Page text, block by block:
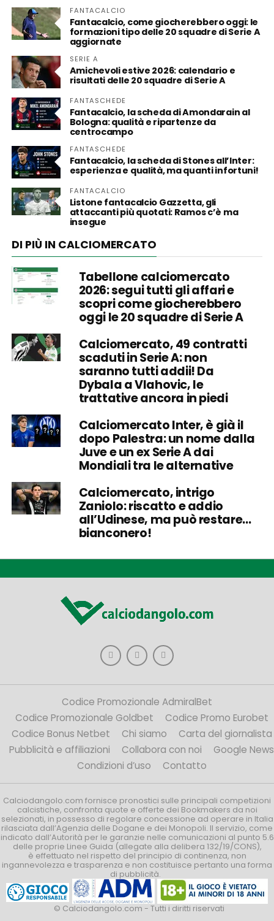
FANTACALCIO
Fantacalcio, come giocherebbero oggi: le
formazioni tipo delle 20 squadre di Serie A
aggiornate
SERIE A
Amichevoli estive 2026: calendario e
risultati delle 20 squadre di Serie A
FANTASCHEDE
Fantacalcio, la scheda di Amondarain al
Bologna: qualità e ripartenze da
centrocampo
FANTASCHEDE
Fantacalcio, la scheda di Stones all’Inter:
esperienza e qualità, ma quanti infortuni!
FANTACALCIO
Listone fantacalcio Gazzetta, gli
attaccanti più quotati: Ramos c’è ma
insegue
DI PIÙ IN CALCIOMERCATO
Tabellone calciomercato
2026: segui tutti gli affari e
scopri come giocherebbero
oggi le 20 squadre di Serie A
Calciomercato, 49 contratti
scaduti in Serie A: non
saranno tutti addii! Da
Dybala a Vlahovic, le
trattative ancora in piedi
Calciomercato Inter, è già il
dopo Palestra: un nome dalla
Juve e un ex Serie A dai
Mondiali tra le alternative
Calciomercato, intrigo
Zaniolo: riscatto e addio
all’Udinese, ma può restare…
bianconero!
Codice Promozionale AdmiralBet
Codice Promozionale Goldbet
Codice Promo Eurobet
Codice Bonus Netbet
Chi siamo
Carta del giornalista
Pubblicità e affiliazioni
Collabora con noi
Google News
Condizioni d’uso
Contatto
Calciodangolo.com fornisce pronostici sulle principali competizioni
calcistiche, confronta quote e offerte dei Bookmakers da noi
selezionati, in possesso di regolare concessione ad operare in Italia
rilasciata dall’Agenzia delle Dogane e dei Monopoli. Il servizio, come
indicato dall’Autorità per le garanzie nelle comunicazioni al punto 5.6
delle proprie Linee Guida (allegate alla delibera 132/19/CONS),
è effettuato nel rispetto del principio di continenza, non
ingannevolezza e trasparenza e non costituisce pertanto una forma
di pubblicità.
© Calciodangolo.com - Tutti i diritti riservati